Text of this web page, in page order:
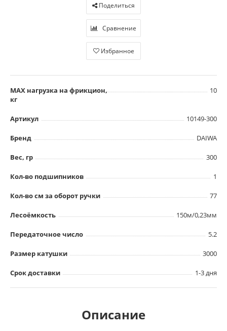
Поделиться
Сравнение
Избранное
MAX нагрузка на фрикцион,
кг
10
Артикул 10149-300
Бренд DAIWA
Вес, гр 300
Кол-во подшипников 1
Кол-во см за оборот ручки 77
Лесоёмкость 150м/0,23мм
Передаточное число 5.2
Размер катушки 3000
Срок доставки 1-3 дня
Описание